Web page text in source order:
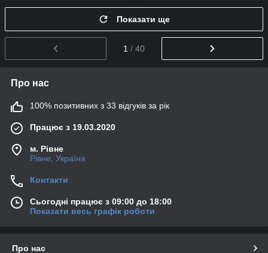
Показати ще
1 / 40
Про нас
100% позитивних з 33 відгуків за рік
Працює з 19.03.2020
м. Рівне
Рівне, Україна
Контакти
Сьогодні працює з 09:00 до 18:00
Показати весь графік роботи
Про нас